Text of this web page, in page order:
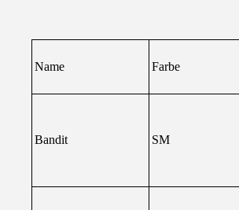
Name Farbe
Bandit SM